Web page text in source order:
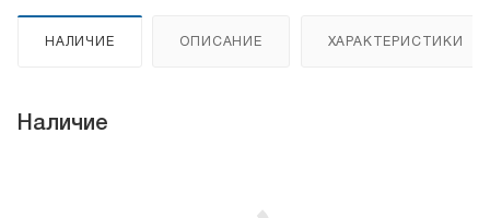
НАЛИЧИЕ ОПИСАНИЕ ХАРАКТЕРИСТИКИ
Наличие